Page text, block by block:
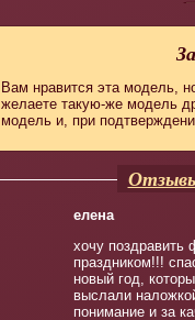
Вам нравится эта модель,
желаете такую-же модель
модель и, при
елена
хочу
праздником!!!
новый год,
выслали
понимание и за